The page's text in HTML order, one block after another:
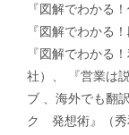
『図解でわかる
『図解でわかる
『図解でわかる
社）、 『営業は
ブ 、海外でも翻
ク 発想術』（秀